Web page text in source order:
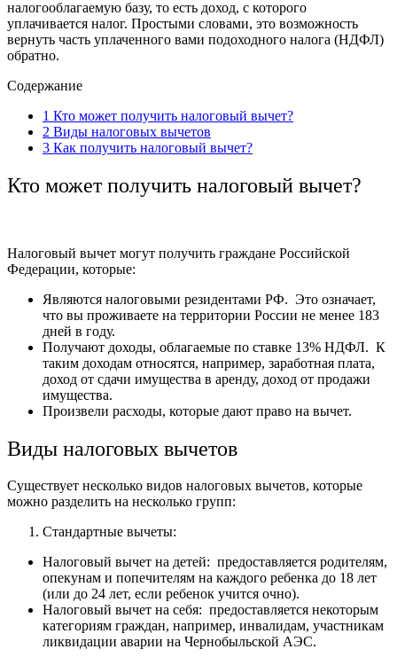
налогооблагаемую базу, то есть доход, с которого
уплачивается налог. Простыми словами, это возможность
вернуть часть уплаченного вами подоходного налога (НДФЛ)
обратно.
Содержание
1 Кто может получить налоговый вычет?
2 Виды налоговых вычетов
3 Как получить налоговый вычет?
Кто может получить налоговый вычет?
Налоговый вычет могут получить граждане Российской
Федерации, которые:
Являются налоговыми резидентами РФ. Это означает,
что вы проживаете на территории России не менее 183
дней в году.
Получают доходы, облагаемые по ставке 13% НДФЛ. К
таким доходам относятся, например, заработная плата,
доход от сдачи имущества в аренду, доход от продажи
имущества.
Произвели расходы, которые дают право на вычет.
Виды налоговых вычетов
Существует несколько видов налоговых вычетов, которые
можно разделить на несколько групп:
Стандартные вычеты:
Налоговый вычет на детей: предоставляется родителям,
опекунам и попечителям на каждого ребенка до 18 лет
(или до 24 лет, если ребенок учится очно).
Налоговый вычет на себя: предоставляется некоторым
категориям граждан, например, инвалидам, участникам
ликвидации аварии на Чернобыльской АЭС.